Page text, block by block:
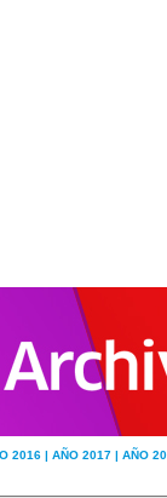
2016 | AÑO 2017 | AÑO